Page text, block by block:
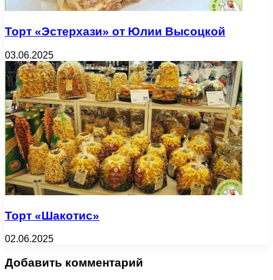
Торт «Эстерхази» от Юлии Высоцкой
03.06.2025
Торт «Шакотис»
02.06.2025
Добавить комментарий